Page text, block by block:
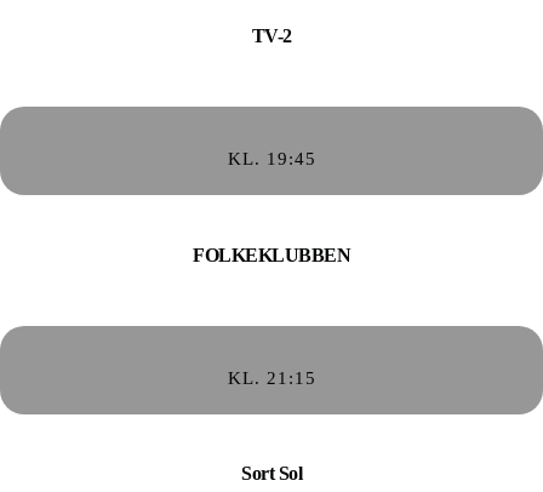
TV-2
KL. 19:45
FOLKEKLUBBEN
KL. 21:15
Sort Sol